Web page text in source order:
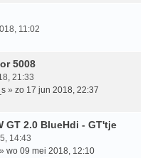
11:02
5008
21:33
» zo 17 jun 2018, 22:37
GT 2.0 BlueHdi - GT'tje
14:43
» wo 09 mei 2018, 12:10